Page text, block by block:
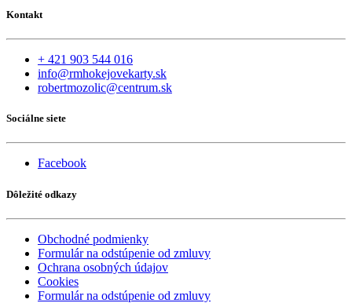
Kontakt
+ 421 903 544 016
info@rmhokejovekarty.sk
robertmozolic@centrum.sk
Sociálne siete
Facebook
Dôležité odkazy
Obchodné podmienky
Formulár na odstúpenie od zmluvy
Ochrana osobných údajov
Cookies
Formulár na odstúpenie od zmluvy